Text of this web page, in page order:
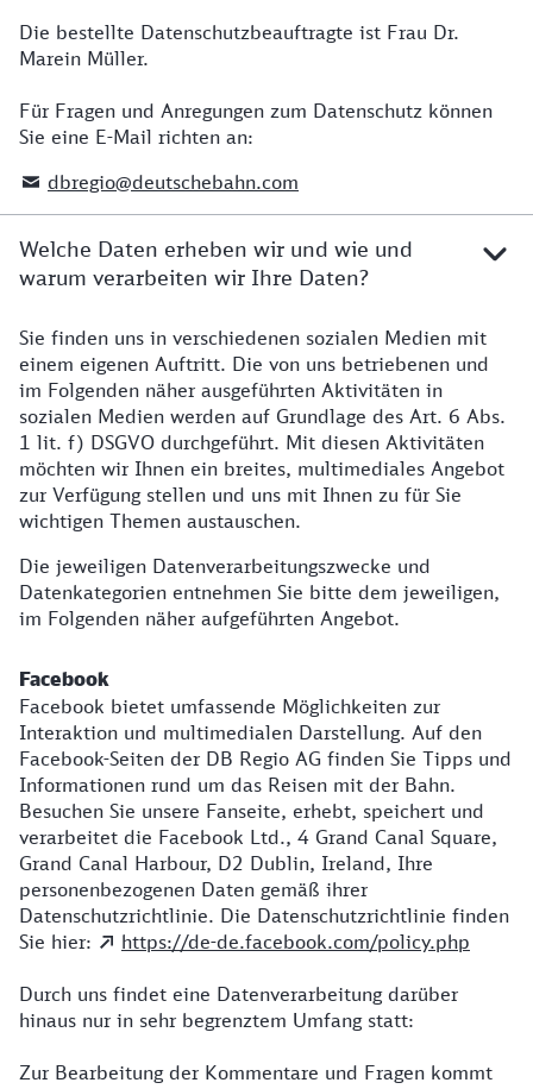
Die bestellte Datenschutzbeauftragte ist Frau Dr.
Marein Müller.
Für Fragen und Anregungen zum Datenschutz können
Sie eine E-Mail richten an:
dbregio@deutschebahn.com
Welche Daten erheben wir und wie und
warum verarbeiten wir Ihre Daten?
Datenerhebung
Sie finden uns in verschiedenen sozialen Medien mit
einem eigenen Auftritt. Die von uns betriebenen und
im Folgenden näher ausgeführten Aktivitäten in
sozialen Medien werden auf Grundlage des Art. 6 Abs.
1 lit. f) DSGVO durchgeführt. Mit diesen Aktivitäten
möchten wir Ihnen ein breites, multimediales Angebot
zur Verfügung stellen und uns mit Ihnen zu für Sie
wichtigen Themen austauschen.
Die jeweiligen Datenverarbeitungszwecke und
Datenkategorien entnehmen Sie bitte dem jeweiligen,
im Folgenden näher aufgeführten Angebot.
Facebook
Facebook bietet umfassende Möglichkeiten zur
Interaktion und multimedialen Darstellung. Auf den
Facebook-Seiten der DB Regio AG finden Sie Tipps und
Informationen rund um das Reisen mit der Bahn.
Besuchen Sie unsere Fanseite, erhebt, speichert und
verarbeitet die Facebook Ltd., 4 Grand Canal Square,
Grand Canal Harbour, D2 Dublin, Ireland, Ihre
personenbezogenen Daten gemäß ihrer
Datenschutzrichtlinie. Die Datenschutzrichtlinie finden
Sie hier:
https://de-de.facebook.com/policy.php
Durch uns findet eine Datenverarbeitung darüber
hinaus nur in sehr begrenztem Umfang statt:
Zur Bearbeitung der Kommentare und Fragen kommt